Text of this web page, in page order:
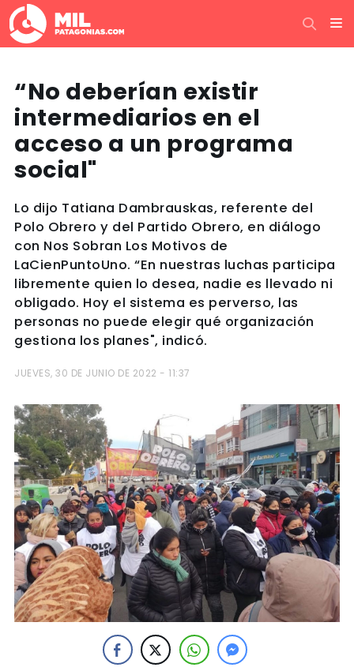
“No deberían existir
intermediarios en el
acceso a un programa
social"
Lo dijo Tatiana Dambrauskas, referente del
Polo Obrero y del Partido Obrero, en diálogo
con Nos Sobran Los Motivos de
LaCienPuntoUno. “En nuestras luchas participa
libremente quien lo desea, nadie es llevado ni
obligado. Hoy el sistema es perverso, las
personas no puede elegir qué organización
gestiona los planes", indicó.
JUEVES, 30 DE JUNIO DE 2022 - 11:37